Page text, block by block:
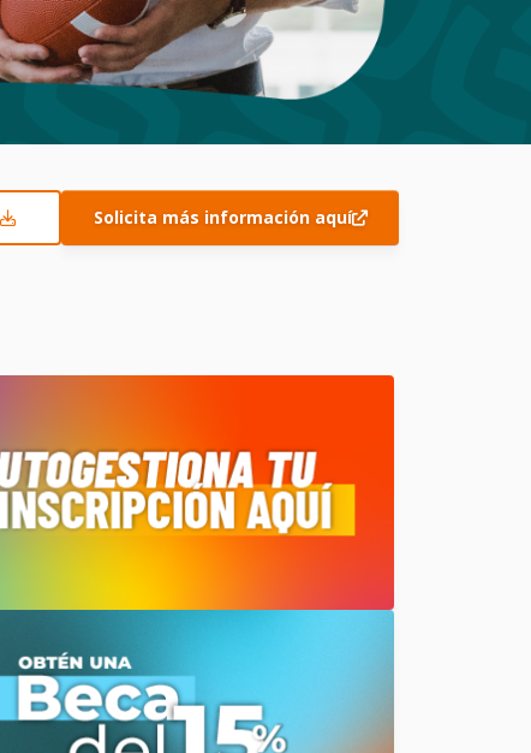
Solicita más información aquí